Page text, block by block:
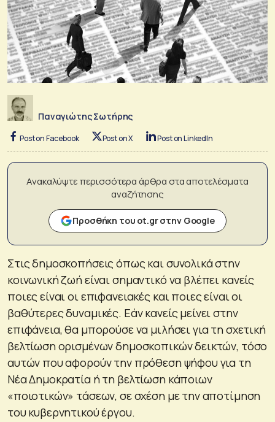
Παναγιώτης Σωτήρης
Post on Facebook Post on X Post on LinkedIn
Ανακαλύψτε περισσότερα άρθρα στα αποτελέσματα
αναζήτησης
Προσθήκη του ot.gr στην Google
Στις δημοσκοπήσεις όπως και συνολικά στην
κοινωνική ζωή είναι σημαντικό να βλέπει κανείς
ποιες είναι οι επιφανειακές και ποιες είναι οι
βαθύτερες δυναμικές. Εάν κανείς μείνει στην
επιφάνεια, θα μπορούσε να μιλήσει για τη σχετική
βελτίωση ορισμένων δημοσκοπικών δεικτών, τόσο
αυτών που αφορούν την πρόθεση ψήφου για τη
Νέα Δημοκρατία ή τη βελτίωση κάποιων
«ποιοτικών» τάσεων, σε σχέση με την αποτίμηση
του κυβερνητικού έργου.